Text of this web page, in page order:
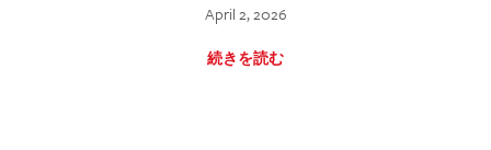
April 2, 2026
続きを読む